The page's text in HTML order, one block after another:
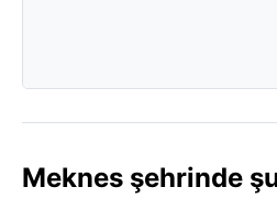
Meknes şehrinde